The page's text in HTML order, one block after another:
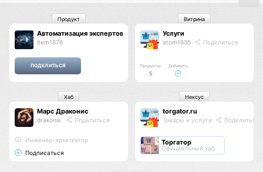
Автоматизация экспертов и организаций
item1876
Продукт
Услуги
atom1635 Поделиться
Продукты
5
Добавить
Витрина
Марс Драконис
drakonis Поделиться
Инженер-архитектор
Подписаться
Хаб
torgator.ru
Товары и услуги Поделиться
Торгатор
Официальный хаб
Нексус